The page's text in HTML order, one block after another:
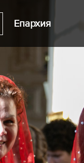
Епархия